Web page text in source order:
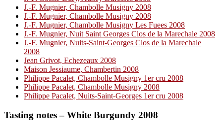
J.-F. Mugnier, Chambolle Musigny 2008
J.-F. Mugnier, Chambolle Musigny 2008
J.-F. Mugnier, Chambolle Musigny Les Fuees 2008
J.-F. Mugnier, Nuit Saint Georges Clos de la Marechale 2008
J.-F. Mugnier, Nuits-Saint-Georges Clos de la Marechale
2008
Jean Grivot, Echezeaux 2008
Maison Jessiaume, Chambertin 2008
Philippe Pacalet, Chambolle Musigny 1er cru 2008
Philippe Pacalet, Chambolle Musigny 2008
Philippe Pacalet, Nuits-Saint-Georges 1er cru 2008
Tasting notes – White Burgundy 2008